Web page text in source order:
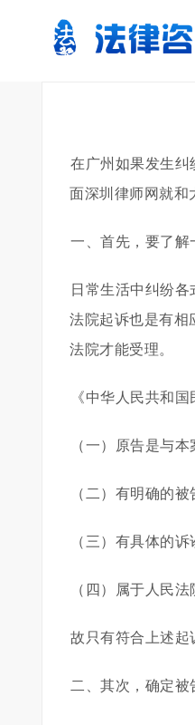
在广州如果发生纠
面深圳律师网就和
一、首先，要了解
日常生活中纠纷
法院起诉也是有相
法院才能受理。
《中华人民共和
（一）原告是与
（二）有明确的被
（三）有具体的
（四）属于人民
故只有符合上述起
二、其次，确定被